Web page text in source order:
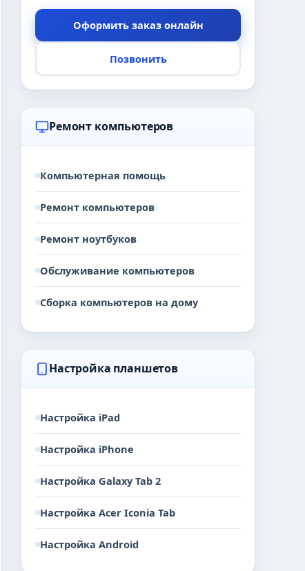
Оформить заказ онлайн
Позвонить
Ремонт компьютеров
Компьютерная помощь
Ремонт компьютеров
Ремонт ноутбуков
Обслуживание компьютеров
Сборка компьютеров на дому
Настройка планшетов
Настройка iPad
Настройка iPhone
Настройка Galaxy Tab 2
Настройка Acer Iconia Tab
Настройка Android